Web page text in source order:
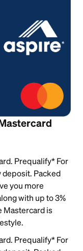
Prequalify* For
deposit. Packed
you more
with up to 3%
Mastercard is
Prequalify* For